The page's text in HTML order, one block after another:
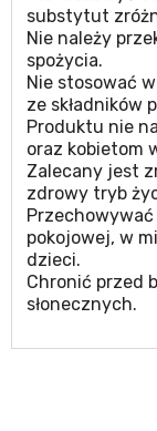
substytut
Nie należy
spożycia.
Nie stosować
ze składników
Produktu nie
oraz kobietom
Zalecany jest
zdrowy tryb
pokojowej, w
dzieci.
Chronić przed
słonecznych.